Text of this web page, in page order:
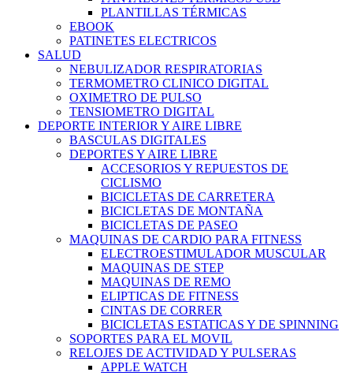
PLANTILLAS TÉRMICAS
EBOOK
PATINETES ELECTRICOS
SALUD
NEBULIZADOR RESPIRATORIAS
TERMOMETRO CLINICO DIGITAL
OXIMETRO DE PULSO
TENSIOMETRO DIGITAL
DEPORTE INTERIOR Y AIRE LIBRE
BASCULAS DIGITALES
DEPORTES Y AIRE LIBRE
ACCESORIOS Y REPUESTOS DE
CICLISMO
BICICLETAS DE CARRETERA
BICICLETAS DE MONTAÑA
BICICLETAS DE PASEO
MAQUINAS DE CARDIO PARA FITNESS
ELECTROESTIMULADOR MUSCULAR
MAQUINAS DE STEP
MAQUINAS DE REMO
ELIPTICAS DE FITNESS
CINTAS DE CORRER
BICICLETAS ESTATICAS Y DE SPINNING
SOPORTES PARA EL MOVIL
RELOJES DE ACTIVIDAD Y PULSERAS
APPLE WATCH